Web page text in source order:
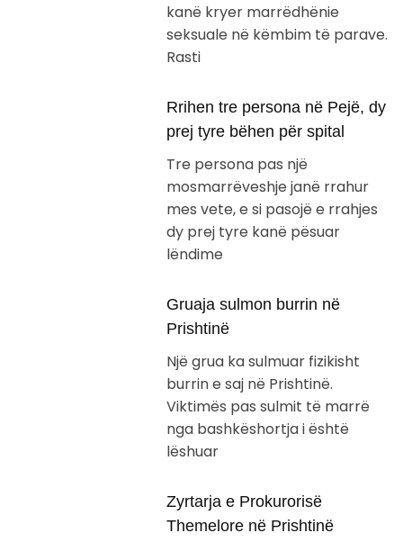
kanë kryer marrëdhënie
seksuale në këmbim të parave.
Rasti
Rrihen tre persona në Pejë, dy
prej tyre bëhen për spital
Tre persona pas një
mosmarrëveshje janë rrahur
mes vete, e si pasojë e rrahjes
dy prej tyre kanë pësuar
lëndime
Gruaja sulmon burrin në
Prishtinë
Një grua ka sulmuar fizikisht
burrin e saj në Prishtinë.
Viktimës pas sulmit të marrë
nga bashkëshortja i është
lëshuar
Zyrtarja e Prokurorisë
Themelore në Prishtinë